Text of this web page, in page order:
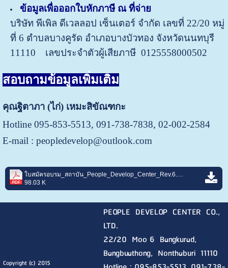
ข้อมูลเพื่อออกใบหักภาษี ณ ที่จ่าย
บริษัท พีเพิล ดีเวลลอป เซ็นเตอร์ จำกัด เลขที่ 22/20 หมู่
ที่ 6 ตำบลบางคูรัด อำเภอบางบัวทอง จังหวัดนนทบุรี
11110
เลขประจำตัวผู้เสียภาษี 0125558000502
สอบถามข้อมูลเพิ่มเติม
คุณฐิตาภา (ไก่) เหมะสิขัณฑกะ
Hotline 095-853-5513, 091-738-7838, 02-002-2584
E-mail : peopledevelop@outlook.com
ใบสมัครอบรม_สถาบัน_People_Develop_Center_Rev.6.pdf
98.03 K
Copyright (c) 2015
PEOPLE DEVELOP CENTER CO.,
LTD.
22/20 Moo 6 Bangkurad,
Bangbuathong, Nonthaburi 11110